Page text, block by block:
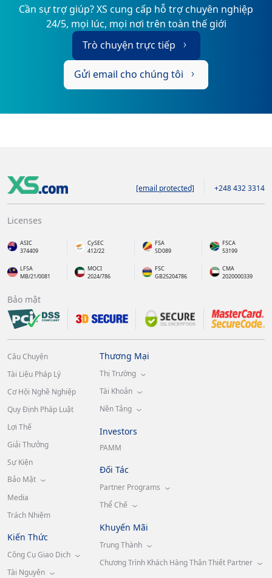
Cần sự trợ giúp? XS cung cấp hỗ trợ chuyên nghiệp
24/5, mọi lúc, mọi nơi trên toàn thế giới
Trò chuyện trực tiếp
Gửi email cho chúng tôi
[email protected] +248 432 3314
Licenses
ASIC
374409
CySEC
412/22
FSA
SD089
FSCA
53199
LFSA
MB/21/0081
MOCI
2024/786
FSC
GB25204786
CMA
2020000339
Bảo mật
Câu Chuyện
Tài Liệu Pháp Lý
Cơ Hội Nghề Nghiệp
Quy Định Pháp Luật
Lợi Thế
Giải Thưởng
Sự Kiện
Bảo Mật
Media
Trách Nhiệm
Kiến Thức
Công Cụ Giao Dịch
Tài Nguyên
Thương Mại
Thị Trường
Tài Khoản
Nền Tảng
Investors
PAMM
Đối Tác
Partner Programs
Thể Chế
Khuyến Mãi
Trung Thành
Chương Trình Khách Hàng Thân Thiết Partner